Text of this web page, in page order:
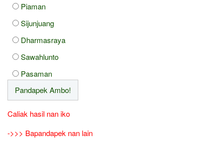
Piaman
Sijunjuang
Dharmasraya
Sawahlunto
Pasaman
Caliak hasil nan iko
->>> Bapandapek nan lain